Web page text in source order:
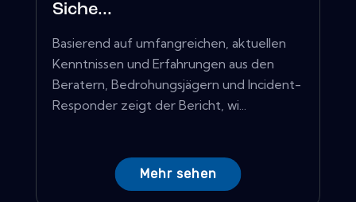
Siche...
Basierend auf umfangreichen, aktuellen
Kenntnissen und Erfahrungen aus den
Beratern, Bedrohungsjägern und Incident-
Responder zeigt der Bericht, wi...
Mehr sehen